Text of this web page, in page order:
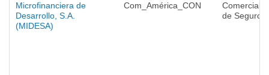
Microfinanciera de
Desarrollo, S.A.
(MIDESA)
Com_América_CON
de Seguros